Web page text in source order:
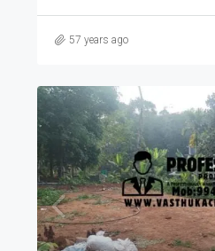
57 years ago